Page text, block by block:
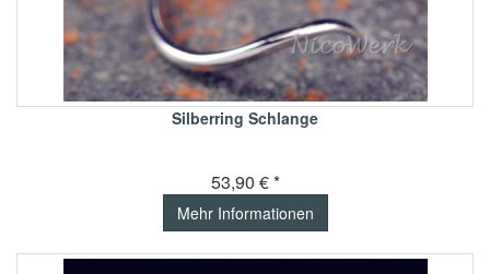
Silberring Schlange
53,90 € *
Mehr Informationen